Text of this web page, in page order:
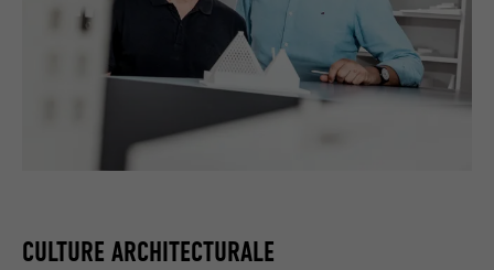
CULTURE ARCHITECTURALE